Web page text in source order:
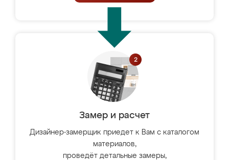
Замер и расчет
Дизайнер-замерщик приедет к Вам с каталогом
материалов,
проведёт детальные замеры,